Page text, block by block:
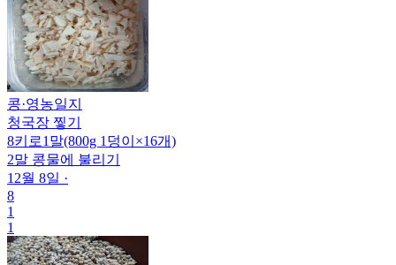
콩·영농일지
청국장 찧기
8키로1말(800g 1덩이×16개)
2말 콩물에 불리기
12월 8일 ·
8
1
1